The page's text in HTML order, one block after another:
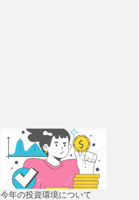
今年の投資環境について